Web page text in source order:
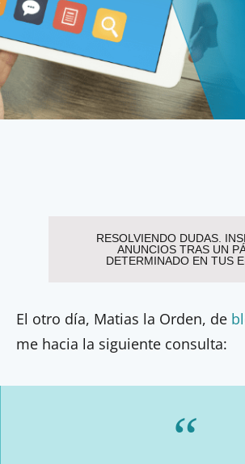
RESOLVIENDO DUDAS.
ANUNCIOS TRAS UN
DETERMINADO EN TUS
El otro día, Matias la Orden, de
me hacia la siguiente consulta: